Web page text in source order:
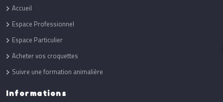
Accueil
Espace Professionnel
Espace Particulier
Acheter vos croquettes
Suivre une formation animalière
Informations